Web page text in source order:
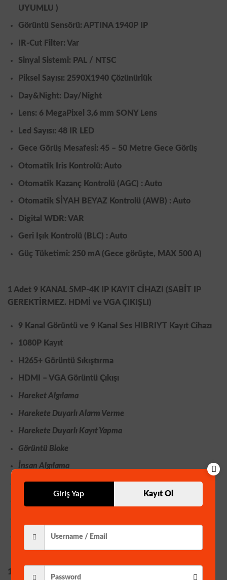
UYUMLU )
Görüntü Sensörü: APTINA 1940P IP
IR-Cut Filter: Var
Sinyal Sistemi: PAL / NTSC
Piksel Sayısı: 2590X1940 Çözünürlük
Day&Night: Day/Night
Lens: 6 MegaPixel 3,6 mm SONY Lens
Led Sayısı: 48 IR LED
Gece Görüş Mesafesi: 45 – 50 Metre Gece Görüş
Otomatik Iris Kontrolü: Auto
Otomatik Kazanç Kontrolü (AGC) : Auto
Otomatik SİYAH BEYAZ Kontrolü (AWB) : Auto
Digital WDR: VAR
Geri Işık Kontrolü (BLC) : Auto
Güç Tüketimi: 250 mA (Gece görüşte, MAX 500 A)
1 Adet 9 KANAL 5MP-4K IP KAYIT CİHAZI (SABİT IP
GEREKTİRMEZ. HDMİ ve VGA ÇIKIŞLI)
9 Kanal Görüntü ve 9 Kanal Ses HIBRIYT Kayıt Cihazı
1080P Kayıt
H265+ Görüntü Sıkıştırma
HDMI – VGA Görüntü Çıkışı
Hareket Algılama
Harekete Duyarlı Alarm Verme
Harekete Duyarlı Kayıt Yapma
Görüntü Bloke
İnsan Algılama
Yüz Algılama
Mouse-Adaptör ve HDD Vidası Mevcuttur.
1 ADET 320 GB 7200 RPM HARDDİSK
Giriş Yap Kayıt Ol